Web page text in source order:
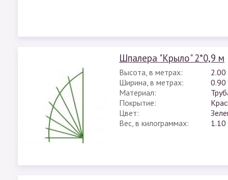
Шпалера "Крыло" 2*0,9 м
Высота, в метрах:
2.00
Ширина, в метрах:
0.90
Материал:
Покрытие:
Цвет:
Вес, в килограммах:
1.10